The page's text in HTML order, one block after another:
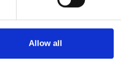
Allow all